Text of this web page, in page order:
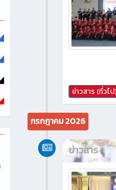
ข่าวสาร
ข่าวสาร (ทั่วไป)
กรกฎาคม 2026